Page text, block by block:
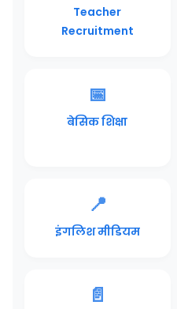
Teacher
Recruitment
📅
बेसिक शिक्षा
📍
इंगलिश मीडियम
📄